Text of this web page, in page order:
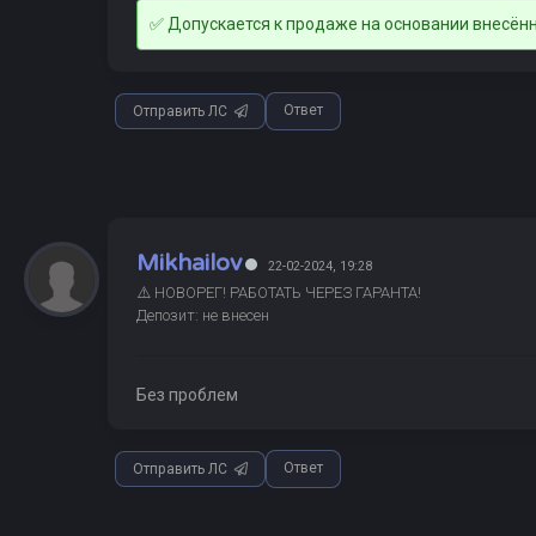
✅ Допускается к продаже на основании
Отправить ЛС Ответ
Mikhailov 22-02-2024, 19:28
⚠️ НОВОРЕГ! РАБОТАТЬ ЧЕРЕЗ ГАРАНТА!
Депозит: не внесен
Без проблем
Отправить ЛС Ответ